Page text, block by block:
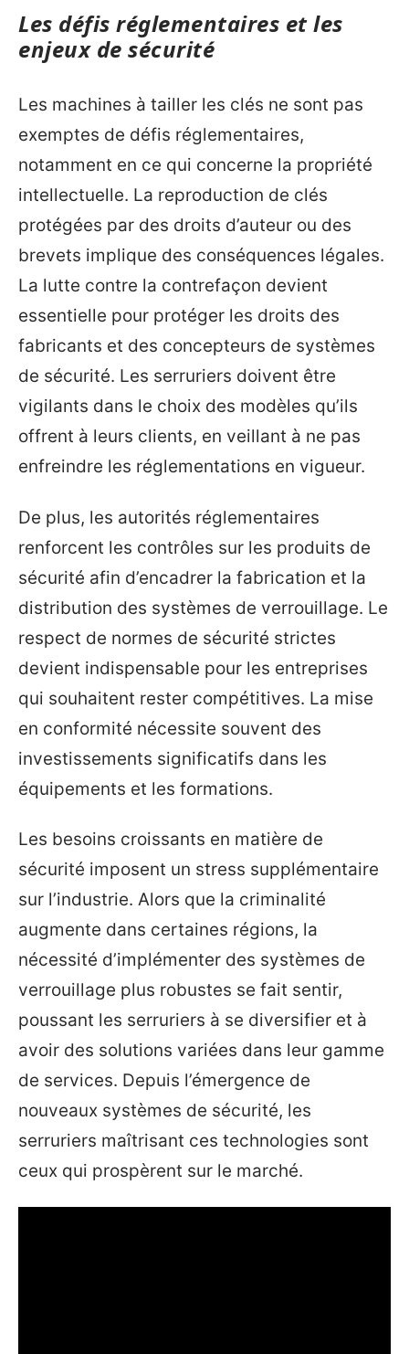
Les défis réglementaires et les
enjeux de sécurité
Les machines à tailler les clés ne sont pas
exemptes de défis réglementaires,
notamment en ce qui concerne la propriété
intellectuelle. La reproduction de clés
protégées par des droits d’auteur ou des
brevets implique des conséquences légales.
La lutte contre la contrefaçon devient
essentielle pour protéger les droits des
fabricants et des concepteurs de systèmes
de sécurité. Les serruriers doivent être
vigilants dans le choix des modèles qu’ils
offrent à leurs clients, en veillant à ne pas
enfreindre les réglementations en vigueur.
De plus, les autorités réglementaires
renforcent les contrôles sur les produits de
sécurité afin d’encadrer la fabrication et la
distribution des systèmes de verrouillage. Le
respect de normes de sécurité strictes
devient indispensable pour les entreprises
qui souhaitent rester compétitives. La mise
en conformité nécessite souvent des
investissements significatifs dans les
équipements et les formations.
Les besoins croissants en matière de
sécurité imposent un stress supplémentaire
sur l’industrie. Alors que la criminalité
augmente dans certaines régions, la
nécessité d’implémenter des systèmes de
verrouillage plus robustes se fait sentir,
poussant les serruriers à se diversifier et à
avoir des solutions variées dans leur gamme
de services. Depuis l’émergence de
nouveaux systèmes de sécurité, les
serruriers maîtrisant ces technologies sont
ceux qui prospèrent sur le marché.